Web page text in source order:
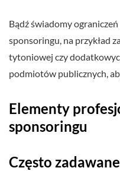
Bądź świadomy
sponsoringu, na przykład
tytoniowej czy
podmiotów publicznych,
Elementy
sponsoringu
Często